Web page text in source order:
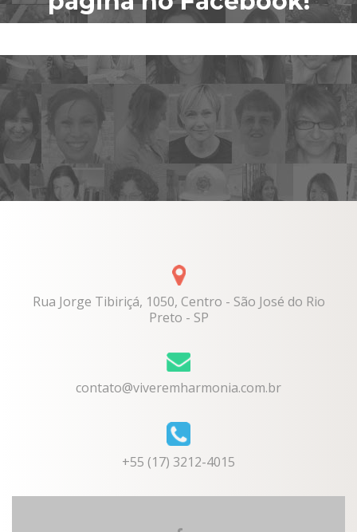
Rua Jorge Tibiriçá, 1050, Centro - São José do Rio
Preto - SP
contato@viveremharmonia.com.br
+55 (17) 3212-4015